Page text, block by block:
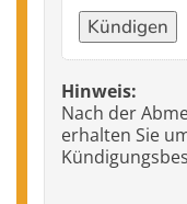
Kündigen
Hinweis:
Nach der
erhalten Sie